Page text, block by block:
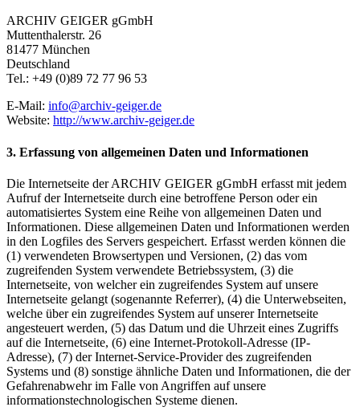
ARCHIV GEIGER gGmbH
Muttenthalerstr. 26
81477 München
Deutschland
Tel.: +49 (0)89 72 77 96 53
E-Mail: info@archiv-geiger.de
Website: http://www.archiv-geiger.de
3. Erfassung von allgemeinen Daten und Informationen
Die Internetseite der ARCHIV GEIGER gGmbH erfasst mit jedem
Aufruf der Internetseite durch eine betroffene Person oder ein
automatisiertes System eine Reihe von allgemeinen Daten und
Informationen. Diese allgemeinen Daten und Informationen werden
in den Logfiles des Servers gespeichert. Erfasst werden können die
(1) verwendeten Browsertypen und Versionen, (2) das vom
zugreifenden System verwendete Betriebssystem, (3) die
Internetseite, von welcher ein zugreifendes System auf unsere
Internetseite gelangt (sogenannte Referrer), (4) die Unterwebseiten,
welche über ein zugreifendes System auf unserer Internetseite
angesteuert werden, (5) das Datum und die Uhrzeit eines Zugriffs
auf die Internetseite, (6) eine Internet-Protokoll-Adresse (IP-
Adresse), (7) der Internet-Service-Provider des zugreifenden
Systems und (8) sonstige ähnliche Daten und Informationen, die der
Gefahrenabwehr im Falle von Angriffen auf unsere
informationstechnologischen Systeme dienen.